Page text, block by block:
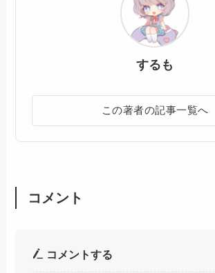
するも
この著者の記事一覧へ
コメント
コメントする